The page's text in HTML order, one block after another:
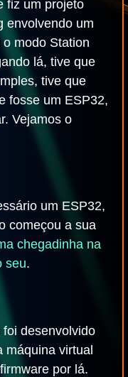
fiz um projeto
envolvendo um
modo Station
lá, tive que
tive que
fosse um ESP32,
Vejamos o
um ESP32,
começou a sua
chegadinha na
seu.
desenvolvido
máquina virtual
por lá.